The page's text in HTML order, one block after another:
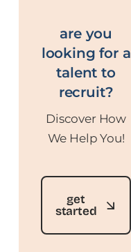
are you
looking for a
talent to
recruit?
Discover How
We Help You!
get
started